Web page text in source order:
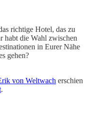
richtige Hotel, das zu
habt die Wahl zwischen
in Eurer Nähe
gehen?
von Weltwach erschien
.